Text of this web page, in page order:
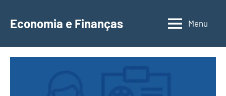
para
conteúdo
Economia e Finanças
Depósitos
Menu